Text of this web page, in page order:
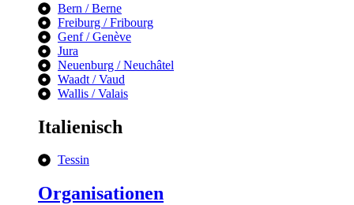
Bern / Berne
Freiburg / Fribourg
Genf / Genève
Jura
Neuenburg / Neuchâtel
Waadt / Vaud
Wallis / Valais
Italienisch
Tessin
Organisationen